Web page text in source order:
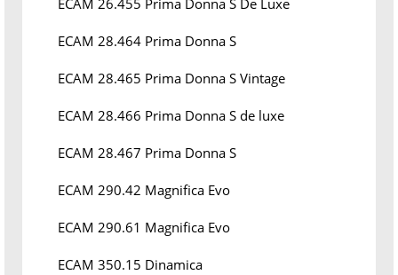
ECAM 26.455 Prima Donna S De Luxe
ECAM 28.464 Prima Donna S
ECAM 28.465 Prima Donna S Vintage
ECAM 28.466 Prima Donna S de luxe
ECAM 28.467 Prima Donna S
ECAM 290.42 Magnifica Evo
ECAM 290.61 Magnifica Evo
ECAM 350.15 Dinamica